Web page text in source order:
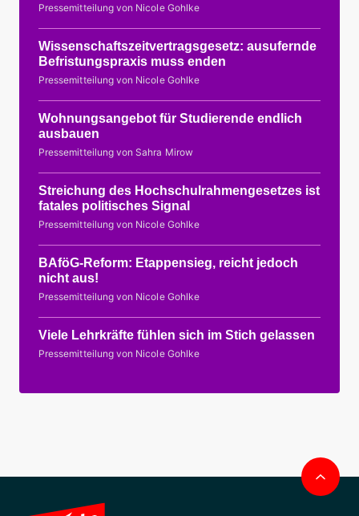
Pressemitteilung von Nicole Gohlke
Wissenschaftszeitvertragsgesetz: ausufernde
Befristungspraxis muss enden
Pressemitteilung von Nicole Gohlke
Wohnungsangebot für Studierende endlich
ausbauen
Pressemitteilung von Sahra Mirow
Streichung des Hochschulrahmengesetzes ist
fatales politisches Signal
Pressemitteilung von Nicole Gohlke
BAföG-Reform: Etappensieg, reicht jedoch
nicht aus!
Pressemitteilung von Nicole Gohlke
Viele Lehrkräfte fühlen sich im Stich gelassen
Pressemitteilung von Nicole Gohlke